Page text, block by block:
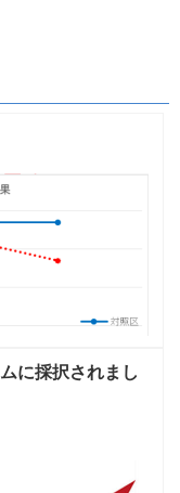
に採択されまし